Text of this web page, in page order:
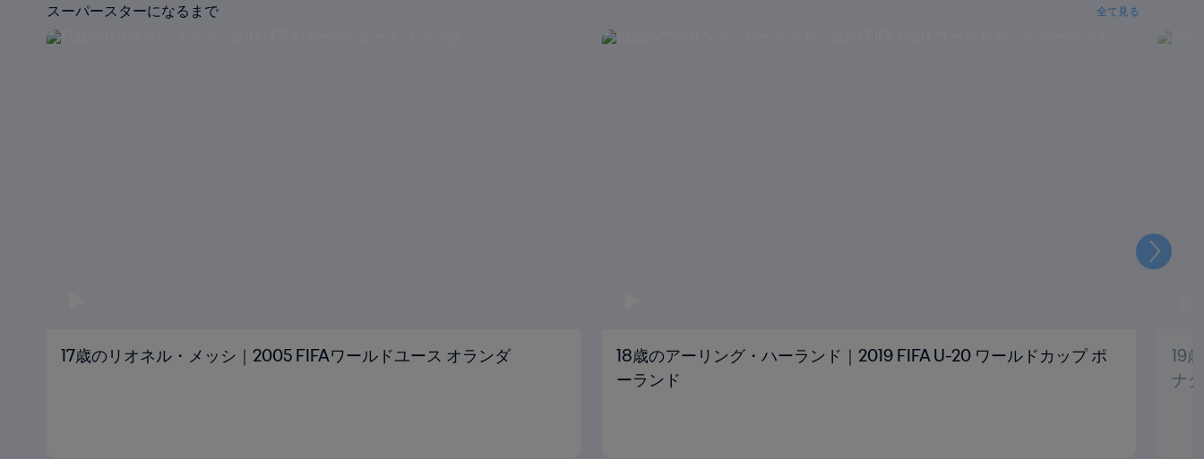
スーパースターになるまで 全て見る
17歳のリオネル・メッシ｜2005 FIFAワールドユース オランダ
18歳のアーリング・ハーランド｜2019 FIFA U-20 ワールドカップ ポ
ーランド
19
ナダ
次